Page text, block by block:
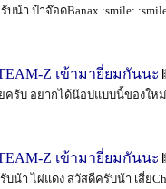
น้า ป๋าจ๊อดBanax :smile:
Z เข้ามายี่ยมกันนะ
รับ อยากได้น๊อปแบบนี้ของใหม่
Z เข้ามายี่ยมกันนะ
บน้า ไผ่แดง สวัสดีครับน้า เสี่ย